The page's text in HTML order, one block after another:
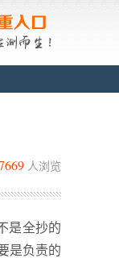
人浏览
是全抄的
是负责的